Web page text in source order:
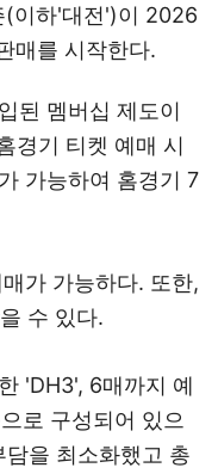
(이하'대전')이 2026
매를 시작한다.
된 멤버십 제도이
경기 티켓 예매 시
가능하여 홈경기 7
가 가능하다. 또한,
수 있다.
'DH3', 6매까지 예
로 구성되어 있으
을 최소화했고 총